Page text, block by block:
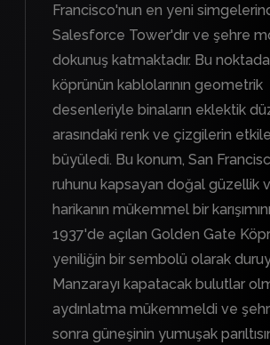
Francisco'nun en yeni
Salesforce Tower'dır ve şehre
dokunuş katmaktadır. Bu
köprünün kablolarının geometrik
desenleriyle binaların eklektik
arasındaki renk ve çizgilerin
büyüledi. Bu konum, San
ruhunu kapsayan doğal güzellik
harikanın mükemmel bir
1937'de açılan Golden Gate
yeniliğin bir sembolü olarak
Manzarayı kapatacak bulutlar
aydınlatma mükemmeldi ve
sonra güneşinin yumuşak